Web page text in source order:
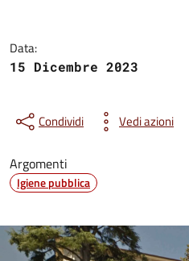
Data:
15 Dicembre 2023
Condividi Vedi azioni
Argomenti
Igiene pubblica